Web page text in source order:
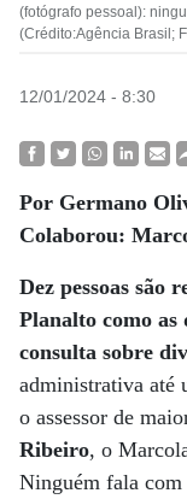
(fotógrafo pessoal):
(Crédito:Agência Brasil;
12/01/2024 - 8:30
Por Germano
Colaborou:
Dez pessoas são
Planalto como as
consulta sobre
administrativa até
o assessor de
Ribeiro, o
Ninguém fala com